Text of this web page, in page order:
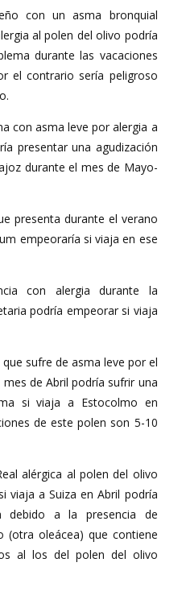
con un asma bronquial
al polen del olivo podría
durante las vacaciones
el contrario sería peligroso
con asma leve por alergia a
presentar una agudización
durante el mes de Mayo-
presenta durante el verano
empeoraría si viaja en ese
con alergia durante la
podría empeorar si viaja
sufre de asma leve por el
de Abril podría sufrir una
si viaja a Estocolmo en
de este polen son 5-10
alérgica al polen del olivo
viaja a Suiza en Abril podría
debido a la presencia de
(otra oleácea) que contiene
al los del polen del olivo